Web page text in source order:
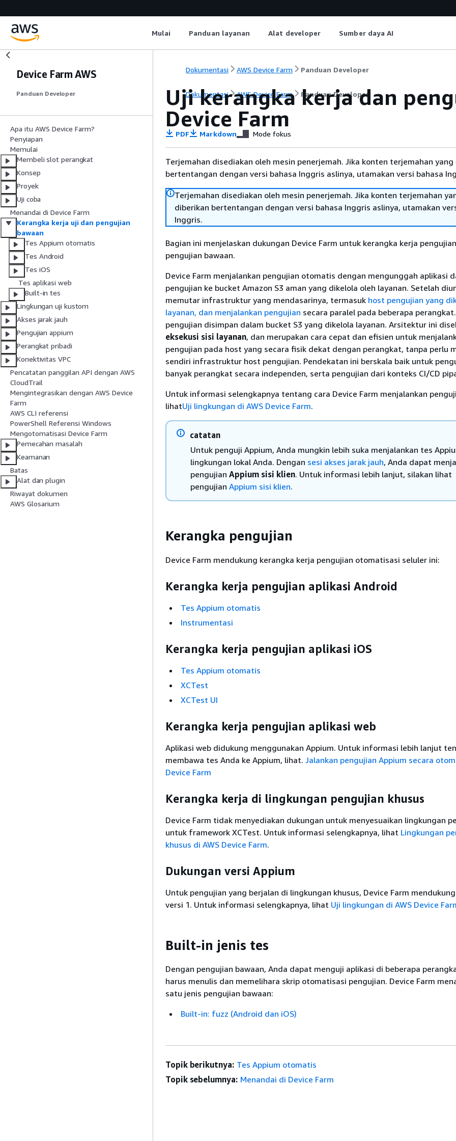
Mulai Panduan layanan Alat developer Sumber daya AI
Device Farm AWS
Panduan Developer
Apa itu AWS Device Farm?
Penyiapan
Memulai
Membeli slot perangkat
Konsep
Proyek
Uji coba
Menandai di Device Farm
Kerangka kerja uji dan pengujian
bawaan
Tes Appium otomatis
Tes Android
Tes iOS
Tes aplikasi web
Built-in tes
Lingkungan uji kustom
Akses jarak jauh
Pengujian appium
Perangkat pribadi
Konektivitas VPC
Pencatatan panggilan API dengan AWS
CloudTrail
Mengintegrasikan dengan AWS Device
Farm
AWS CLI referensi
PowerShell Referensi Windows
Mengotomatisasi Device Farm
Pemecahan masalah
Keamanan
Batas
Alat dan plugin
Riwayat dokumen
AWS Glosarium
Dokumentasi AWS Device Farm Panduan Developer
Dokumentasi AWS Device Farm Panduan Developer
Uji kerangka kerja dan
Device Farm
PDF Markdown Mode fokus
Terjemahan disediakan oleh mesin penerjemah. Jika konten terjemahan yang
bertentangan dengan versi bahasa Inggris aslinya, utamakan versi bahasa
Terjemahan disediakan oleh mesin penerjemah. Jika konten terjemahan
diberikan bertentangan dengan versi bahasa Inggris aslinya, utamakan
Inggris.
Bagian ini menjelaskan dukungan Device Farm untuk kerangka kerja
pengujian bawaan.
Device Farm menjalankan pengujian otomatis dengan mengunggah aplikasi
pengujian ke bucket Amazon S3 aman yang dikelola oleh layanan. Setelah
memutar infrastruktur yang mendasarinya, termasuk host pengujian yang
layanan, dan menjalankan pengujian secara paralel pada beberapa
pengujian disimpan dalam bucket S3 yang dikelola layanan. Arsitektur ini
eksekusi sisi layanan, dan merupakan cara cepat dan efisien untuk
pengujian pada host yang secara fisik dekat dengan perangkat, tanpa perlu
sendiri infrastruktur host pengujian. Pendekatan ini berskala baik untuk
banyak perangkat secara independen, serta pengujian dari konteks CI/CD
Untuk informasi selengkapnya tentang cara Device Farm menjalankan
lihatUji lingkungan di AWS Device Farm.
catatan
Untuk penguji Appium, Anda mungkin lebih suka menjalankan tes
lingkungan lokal Anda. Dengan sesi akses jarak jauh, Anda dapat
pengujian Appium sisi klien. Untuk informasi lebih lanjut, silakan lihat
pengujian Appium sisi klien.
Kerangka pengujian
Device Farm mendukung kerangka kerja pengujian otomatisasi seluler ini:
Kerangka kerja pengujian aplikasi Android
Tes Appium otomatis
Instrumentasi
Kerangka kerja pengujian aplikasi iOS
Tes Appium otomatis
XCTest
XCTest UI
Kerangka kerja pengujian aplikasi web
Aplikasi web didukung menggunakan Appium. Untuk informasi lebih lanjut
membawa tes Anda ke Appium, lihat. Jalankan pengujian Appium secara
Device Farm
Kerangka kerja di lingkungan pengujian khusus
Device Farm tidak menyediakan dukungan untuk menyesuaikan lingkungan
untuk framework XCTest. Untuk informasi selengkapnya, lihat Lingkungan
khusus di AWS Device Farm.
Dukungan versi Appium
Untuk pengujian yang berjalan di lingkungan khusus, Device Farm
versi 1. Untuk informasi selengkapnya, lihat Uji lingkungan di AWS Device
Built-in jenis tes
Dengan pengujian bawaan, Anda dapat menguji aplikasi di beberapa
harus menulis dan memelihara skrip otomatisasi pengujian. Device Farm
satu jenis pengujian bawaan:
Built-in: fuzz (Android dan iOS)
Topik berikutnya: Tes Appium otomatis
Topik sebelumnya: Menandai di Device Farm